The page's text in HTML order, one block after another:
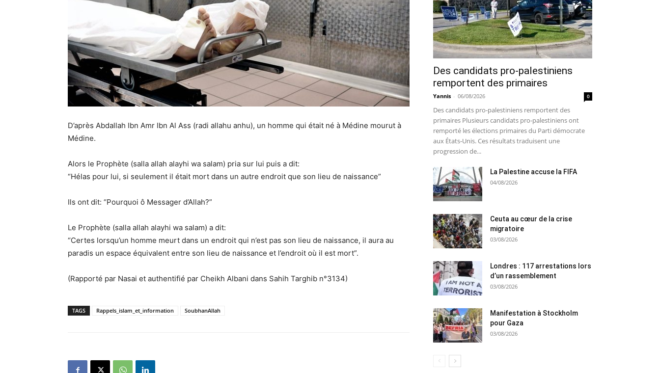
D’après Abdallah Ibn Amr Ibn Al Ass (radi allahu anhu), un homme qui était né à Médine mourut à
Médine.
Alors le Prophète (salla allah alayhi wa salam) pria sur lui puis a dit:
“Hélas pour lui, si seulement il était mort dans un autre endroit que son lieu de naissance”
Ils ont dit: “Pourquoi ô Messager d’Allah?”
Le Prophète (salla allah alayhi wa salam) a dit:
“Certes lorsqu’un homme meurt dans un endroit qui n’est pas son lieu de naissance, il aura au
paradis un espace équivalent entre son lieu de naissance et l’endroit où il est mort”.
(Rapporté par Nasai et authentifié par Cheikh Albani dans Sahih Targhib n°3134)
TAGS Rappels_islam_et_information SoubhanAllah
Des candidats pro-palestiniens
remportent des primaires
Yannis - 06/08/2026 0
Des candidats pro-palestiniens remportent des
primaires Plusieurs candidats pro-palestiniens ont
remporté les élections primaires du Parti démocrate
aux États-Unis. Ces résultats traduisent une
progression de...
La Palestine accuse la FIFA
04/08/2026
Ceuta au cœur de la crise
migratoire
03/08/2026
Londres : 117 arrestations lors
d’un rassemblement
03/08/2026
Manifestation à Stockholm
pour Gaza
03/08/2026